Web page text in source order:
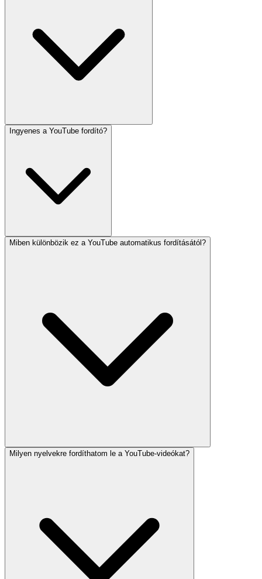
Ingyenes a YouTube fordító?
Miben különbözik ez a YouTube automatikus fordításától?
Milyen nyelvekre fordíthatom le a YouTube-videókat?